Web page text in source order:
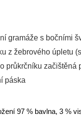
gramáže s bočními
z žebrového úpletu
průkrčníku začištěná
páska
97 % bavlna, 3 %